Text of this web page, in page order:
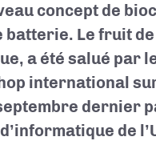
concept de
batterie. Le fruit
a été salué par
international
dernier
de